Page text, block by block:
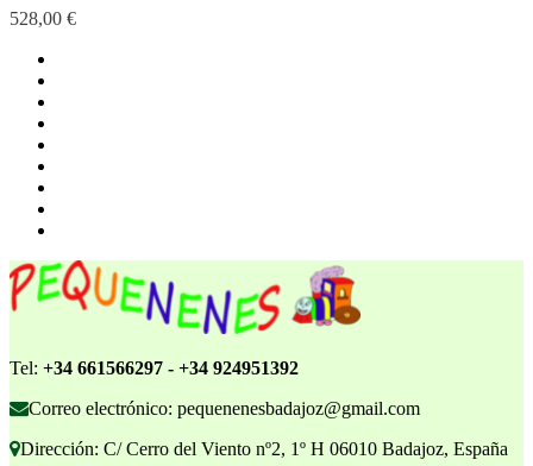
528,00 €
Tel: +34 661566297 - +34 924951392
Correo electrónico: pequenenesbadajoz@gmail.com
Dirección: C/ Cerro del Viento nº2, 1º H 06010 Badajoz, España